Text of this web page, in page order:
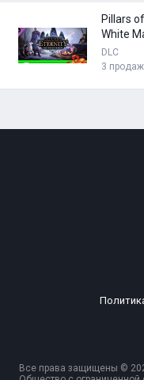
Pillars
White
DLC
3 продаж
Все права защищены ©